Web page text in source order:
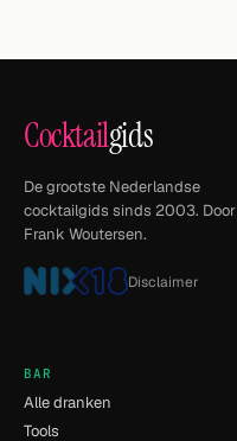
Cocktailgids
De grootste Nederlandse
cocktailgids sinds 2003. Door
Frank Woutersen.
Disclaimer
BAR
Alle dranken
Tools